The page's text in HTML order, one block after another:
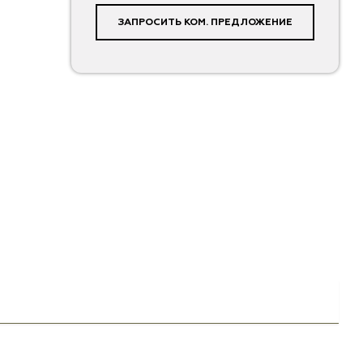
ЗАПРОСИТЬ КОМ. ПРЕДЛОЖЕНИЕ